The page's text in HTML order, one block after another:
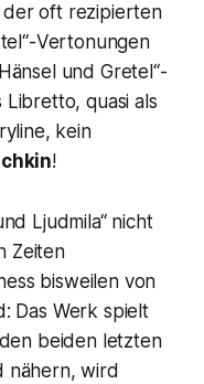
der oft rezipierten
Vertonungen
und Gretel“-
quasi als
kein
!
Ljudmila“nicht
Zeiten
bisweilen von
Das Werk spielt
beiden letzten
nähern, wird